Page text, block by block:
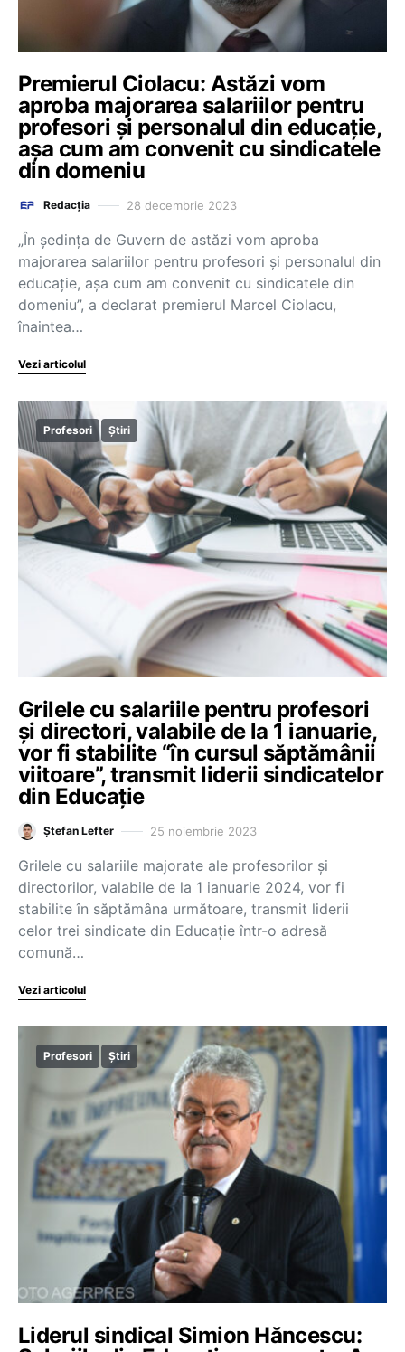
Premierul Ciolacu: Astăzi vom
aproba majorarea salariilor pentru
profesori și personalul din educație,
așa cum am convenit cu sindicatele
din domeniu
Redacția 28 decembrie 2023
„În ședința de Guvern de astăzi vom aproba
majorarea salariilor pentru profesori și personalul din
educație, așa cum am convenit cu sindicatele din
domeniu”, a declarat premierul Marcel Ciolacu,
înaintea…
Vezi articolul
Profesori Știri
Grilele cu salariile pentru profesori
și directori, valabile de la 1 ianuarie,
vor fi stabilite “în cursul săptămânii
viitoare”, transmit liderii sindicatelor
din Educație
Ștefan Lefter 25 noiembrie 2023
Grilele cu salariile majorate ale profesorilor și
directorilor, valabile de la 1 ianuarie 2024, vor fi
stabilite în săptămâna următoare, transmit liderii
celor trei sindicate din Educație într-o adresă
comună…
Vezi articolul
Profesori Știri
Liderul sindical Simion Hăncescu: